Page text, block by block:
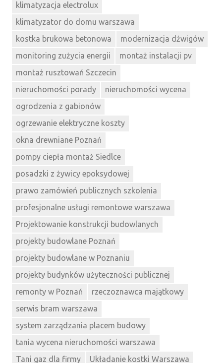
klimatyzacja electrolux
klimatyzator do domu warszawa
kostka brukowa betonowa
modernizacja dźwigów
monitoring zużycia energii
montaż instalacji pv
montaż rusztowań Szczecin
nieruchomości porady
nieruchomości wycena
ogrodzenia z gabionów
ogrzewanie elektryczne koszty
okna drewniane Poznań
pompy ciepła montaż Siedlce
posadzki z żywicy epoksydowej
prawo zamówień publicznych szkolenia
profesjonalne usługi remontowe warszawa
Projektowanie konstrukcji budowlanych
projekty budowlane Poznań
projekty budowlane w Poznaniu
projekty budynków użyteczności publicznej
remonty w Poznań
rzeczoznawca majątkowy
serwis bram warszawa
system zarządzania placem budowy
tania wycena nieruchomości warszawa
Tani gaz dla firmy
Układanie kostki Warszawa